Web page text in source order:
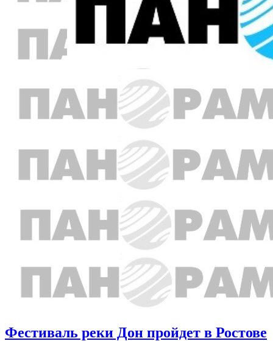
Фестиваль реки Дон пройдет в Ростове